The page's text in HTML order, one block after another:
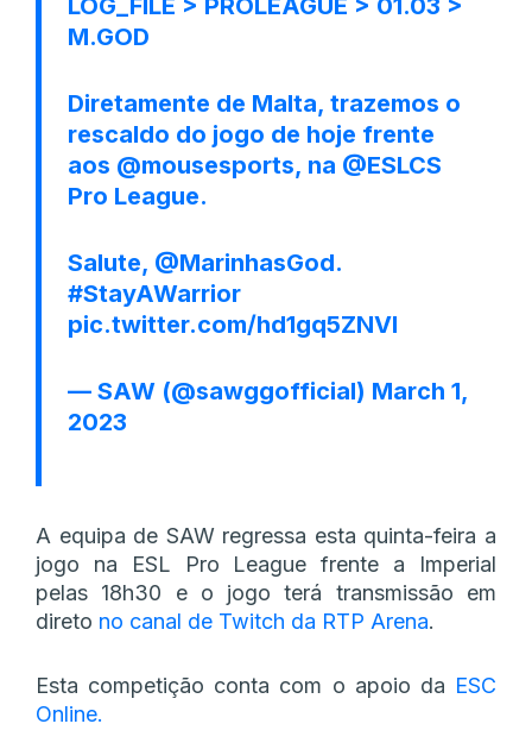
M.GOD
Diretamente de Malta, trazemos o
rescaldo do jogo de hoje frente
aos @mousesports, na @ESLCS
Pro League.
Salute, @MarinhasGod.
#StayAWarrior
pic.twitter.com/hd1gq5ZNVl
— SAW (@sawggofficial) March 1,
2023
A equipa de SAW regressa esta quinta-feira a
jogo na ESL Pro League frente a Imperial
pelas 18h30 e o jogo terá transmissão em
direto no canal de Twitch da RTP Arena.
Esta competição conta com o apoio da ESC
Online.